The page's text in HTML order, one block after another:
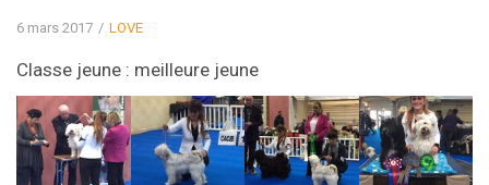
6 mars 2017 LOVE
Classe jeune : meilleure jeune